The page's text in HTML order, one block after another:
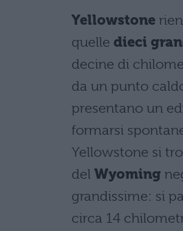
Yellowstone
quelle dieci
decine di
da un punto
presentano un
formarsi
Yellowstone si
del Wyoming
grandissime: si
circa 14